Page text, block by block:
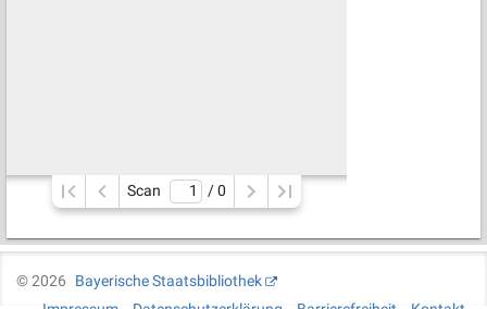
Scan / 0
©2026
Bayerische Staatsbibliothek